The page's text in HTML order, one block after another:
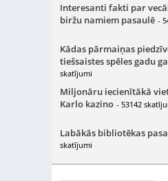
Interesanti fakti par
biržu namiem pasaulē -
Kādas pārmaiņas
tiešsaistes spēles gadu
skatījumi
Miljonāru iecienītākā
Karlo kazino - 53142
Labākās bibliotēkas
skatījumi